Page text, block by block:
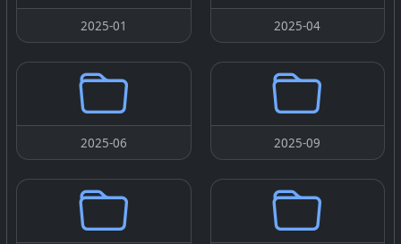
2025-01 2025-04
2025-06 2025-09